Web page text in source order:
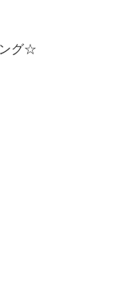
グ☆